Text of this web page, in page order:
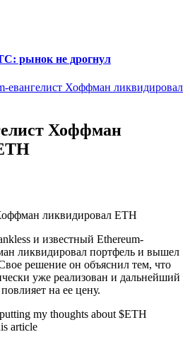
рынок не дрогнул
евангелист Хоффман ликвидировал
Хоффман
и известный Ethereum-
ликвидировал портфель и вышел
решение он объяснил тем, что
уже реализован и дальнейший
на ее цену.
my thoughts about $ETH
article